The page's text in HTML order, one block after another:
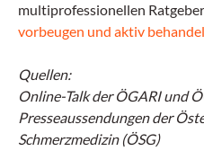
multiprofessionellen Ratgeber
vorbeugen und aktiv
Quellen:
Online-Talk der ÖGARI und
Presseaussendungen der
Schmerzmedizin (ÖSG)